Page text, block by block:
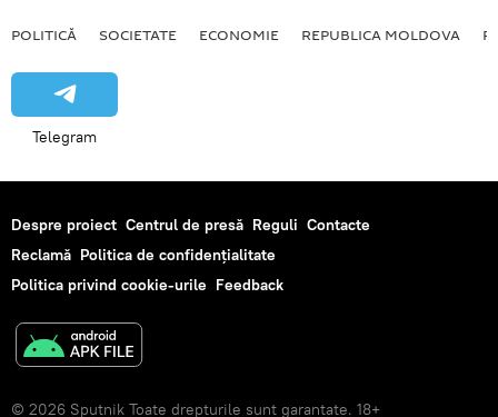
POLITICĂ SOCIETATE ECONOMIE REPUBLICA MOLDOVA
Telegram
Despre proiect Centrul de presă Reguli Contacte
Reclamă Politica de confidențialitate
Politica privind cookie-urile Feedback
© 2026 Sputnik Toate drepturile sunt garantate. 18+